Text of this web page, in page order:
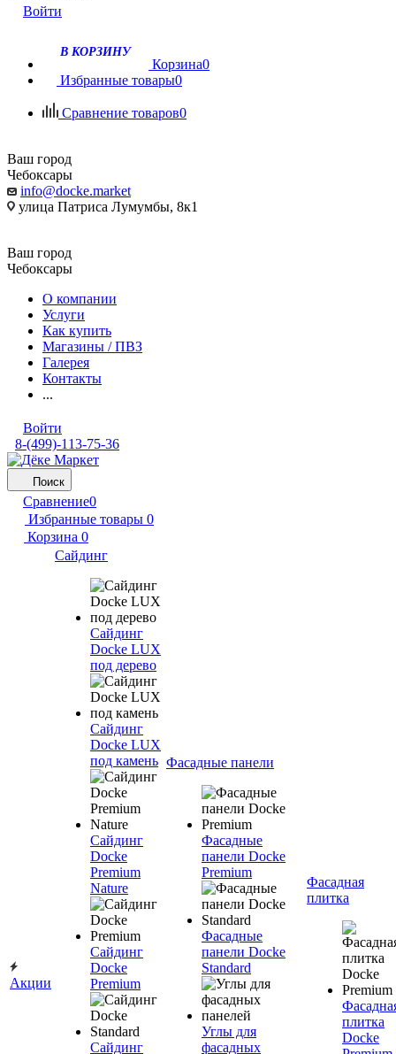
Войти
В КОРЗИНУ
Корзина0
Избранные товары0
Сравнение товаров0
Ваш город
Чебоксары
info@docke.market
улица Патриса Лумумбы, 8к1
Ваш город
Чебоксары
О компании
Услуги
Как купить
Магазины / ПВЗ
Галерея
Контакты
...
Войти
8-(499)-113-75-36
Поиск
Сравнение0
Избранные товары 0
Корзина 0
Акции
Сайдинг
Сайдинг
Docke LUX
под дерево
Сайдинг
Docke LUX
под камень
Сайдинг
Docke
Premium
Nature
Сайдинг
Docke
Premium
Сайдинг
Фасадные панели
Фасадные
панели Docke
Premium
Фасадные
панели Docke
Standard
Углы для
фасадных
Фасадная
плитка
плитка
Docke